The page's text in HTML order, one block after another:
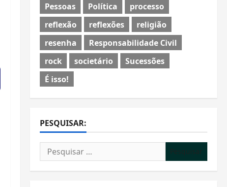
Pessoas
Política
processo
reflexão
reflexões
religião
resenha
Responsabilidade Civil
rock
societário
Sucessões
É isso!
PESQUISAR:
Pesquisar
por: